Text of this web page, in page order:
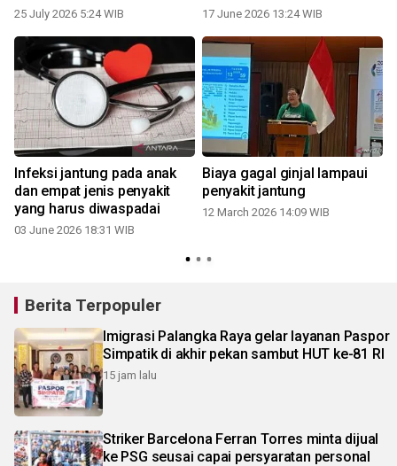
25 July 2026 5:24 WIB 17 June 2026 13:24 WIB
Infeksi jantung pada anak
dan empat jenis penyakit
yang harus diwaspadai
03 June 2026 18:31 WIB
Biaya gagal ginjal lampaui
penyakit jantung
12 March 2026 14:09 WIB
Berita Terpopuler
Imigrasi Palangka Raya gelar layanan Paspor
Simpatik di akhir pekan sambut HUT ke-81 RI
15 jam lalu
Striker Barcelona Ferran Torres minta dijual
ke PSG seusai capai persyaratan personal